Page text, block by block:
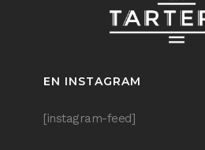
EN INSTAGRAM
[instagram-feed]